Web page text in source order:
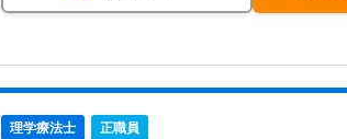
理学療法士 正職員